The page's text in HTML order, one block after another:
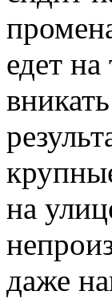
едет
на
даже